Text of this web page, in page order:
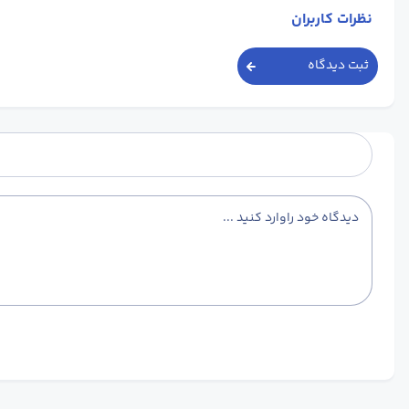
نظرات کاربران
ثبت دیدگاه